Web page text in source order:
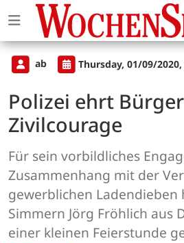
ab Thursday, 01/09/2020,
Polizei ehrt
Zivilcourage
Für sein vorbildliches
Zusammenhang mit der
gewerblichen Ladendieben
Simmern Jörg Fröhlich aus
einer kleinen Feierstunde